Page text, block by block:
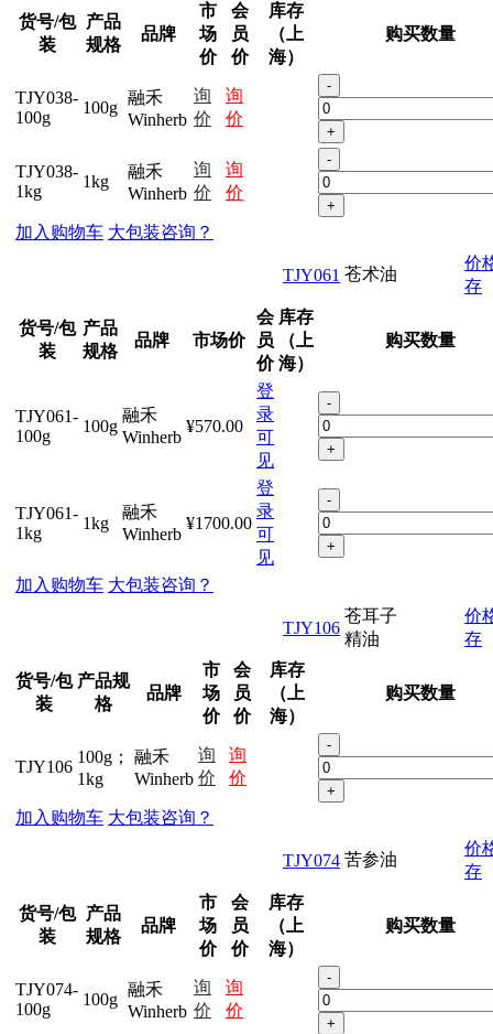
货号/包
装
产品
规格
品牌
市
场
价
会
员
价
库存
（上
海）
购买数量
TJY038-
100g
100g
融禾
Winherb
询
价
询
价
-
+
TJY038-
1kg
1kg
融禾
Winherb
询
价
询
价
-
+
加入购物车 大包装咨询？
TJY061 苍术油
价
存
货号/包
装
产品
规格
品牌 市场价
会
员
价
库存
（上
海）
购买数量
TJY061-
100g
100g
融禾
Winherb
¥570.00
登
录
可
见
-
+
TJY061-
1kg
1kg
融禾
Winherb
¥1700.00
登
录
可
见
-
+
加入购物车 大包装咨询？
TJY106
苍耳子
精油
价
存
货号/包
装
产品规
格
品牌
市
场
价
会
员
价
库存
（上
海）
购买数量
TJY106
100g；
1kg
融禾
Winherb
询
价
询
价
-
+
加入购物车 大包装咨询？
TJY074 苦参油
价
存
货号/包
装
产品
规格
品牌
市
场
价
会
员
价
库存
（上
海）
购买数量
TJY074-
100g
100g
融禾
Winherb
询
价
询
价
-
+